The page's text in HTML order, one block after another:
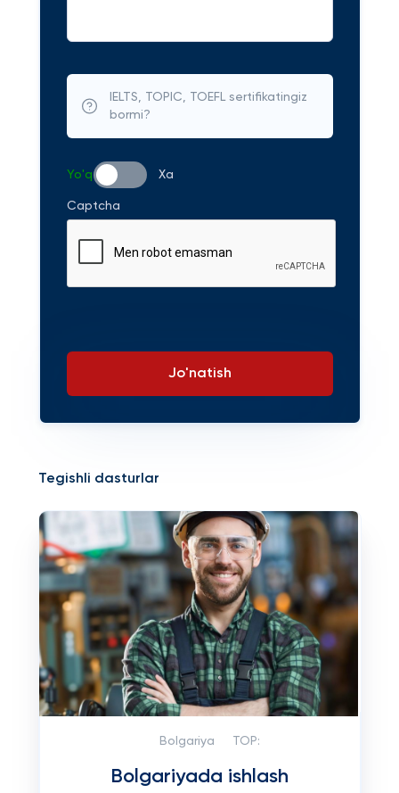
IELTS, TOPIC, TOEFL sertifikatingiz
bormi?
Yo'q Xa
Captcha
Jo'natish
Tegishli dasturlar
Bolgariya TOP:
Bolgariyada ishlash